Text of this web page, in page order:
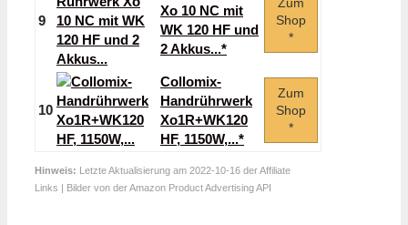
9
Xo 10 NC mit
WK 120 HF und
2 Akkus...*
Zum
Shop
*
10
Collomix-
Handrührwerk
Xo1R+WK120
HF, 1150W,...*
Zum
Shop
*
Hinweis: Letzte Aktualisierung am 2022-10-16 der Affiliate
Links | Bilder von der Amazon Product Advertising API